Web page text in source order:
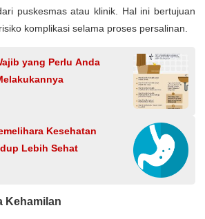
puskesmas atau klinik. Hal ini bertujuan
komplikasi selama proses persalinan.
yang Perlu Anda
Kesehatan
Lebih Sehat
Kehamilan